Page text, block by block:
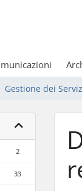
Gestione dei
2
33